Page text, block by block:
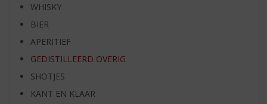
WHISKY
BIER
APERITIEF
GEDISTILLEERD OVERIG
SHOTJES
KANT EN KLAAR